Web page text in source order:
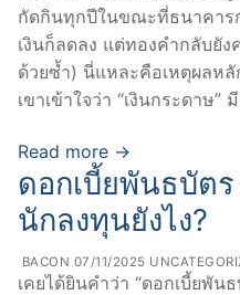
กัดกินทุกปีในขณะที่ธนาคาร
เงินก็ลดลง แต่ทองคำกลับยั
ด้วยซ้ำ) นี่แหละคือเหตุผลหลั
เขาเข้าใจว่า “เงินกระดาษ
Read more →
ดอกเบี้ยพันธบัตร
นักลงทุนยังไง?
BACON 07/11/2025
เคยได้ยินคำว่า “ดอกเบี้ยพัน